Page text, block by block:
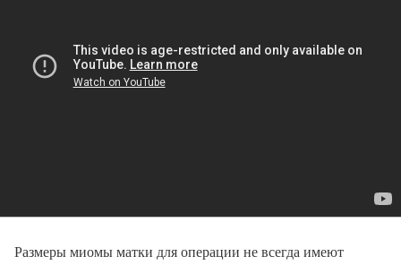
Размеры миомы матки для операции не всегда имеют